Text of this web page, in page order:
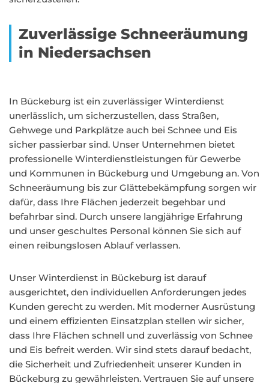
Zuverlässige Schneeräumung
in Niedersachsen
In Bückeburg ist ein zuverlässiger Winterdienst
unerlässlich, um sicherzustellen, dass Straßen,
Gehwege und Parkplätze auch bei Schnee und Eis
sicher passierbar sind. Unser Unternehmen bietet
professionelle Winterdienstleistungen für Gewerbe
und Kommunen in Bückeburg und Umgebung an. Von
Schneeräumung bis zur Glättebekämpfung sorgen wir
dafür, dass Ihre Flächen jederzeit begehbar und
befahrbar sind. Durch unsere langjährige Erfahrung
und unser geschultes Personal können Sie sich auf
einen reibungslosen Ablauf verlassen.
Unser Winterdienst in Bückeburg ist darauf
ausgerichtet, den individuellen Anforderungen jedes
Kunden gerecht zu werden. Mit moderner Ausrüstung
und einem effizienten Einsatzplan stellen wir sicher,
dass Ihre Flächen schnell und zuverlässig von Schnee
und Eis befreit werden. Wir sind stets darauf bedacht,
die Sicherheit und Zufriedenheit unserer Kunden in
Bückeburg zu gewährleisten. Vertrauen Sie auf unsere